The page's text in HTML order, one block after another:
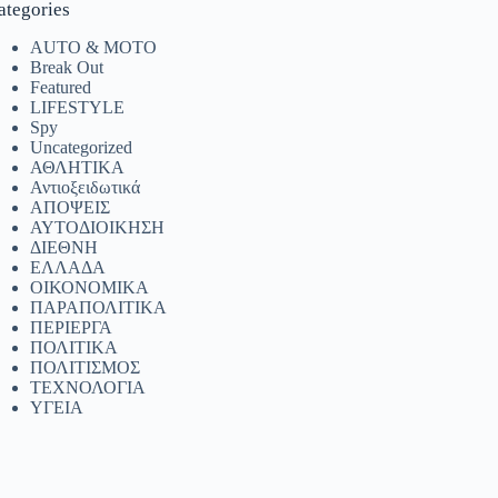
AUTO & MOTO
Break Out
Featured
LIFESTYLE
Spy
Uncategorized
ΑΘΛΗΤΙΚΑ
Αντιοξειδωτικά
ΑΠΟΨΕΙΣ
ΑΥΤΟΔΙΟΙΚΗΣΗ
ΔΙΕΘΝΗ
ΕΛΛΑΔΑ
ΟΙΚΟΝΟΜΙΚΑ
ΠΑΡΑΠΟΛΙΤΙΚΑ
ΠΕΡΙΕΡΓΑ
ΠΟΛΙΤΙΚΑ
ΠΟΛΙΤΙΣΜΟΣ
ΤΕΧΝΟΛΟΓΙΑ
ΥΓΕΙΑ